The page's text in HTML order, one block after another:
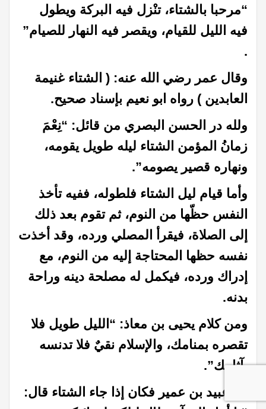
“مرحبا بالشتاء، تنْزل فيه البركة ويطول
فيه الليل للقيام، ويقصر فيه النهار للصيام”
.
وقال عمر رضي الله عنه: ( الشتاء غنيمة
العابدين ) رواه ابو نعيم بإسناد صحيح.
ولله در الحسن البصري من قائل: “نِعْمَ
زمانُ المؤمن الشتاء ليله طويل يقومه،
ونهاره قصير يصومه”.
وأما قيام ليل الشتاء فلطوله، ففيه تأخذ
النفس حظّها من النوم، ثم تقوم بعد ذلك
إلى الصلاة، فيقرأ المصلي ورده، وقد أخذت
نفسه حظها المحتاجة إليه من النوم، مع
إدراك ورده، فيكمل له مصلحة دينه وراحة
بدنه.
ومن كلام يحيى بن معاذ: “الليل طويل فلا
تقصره بمنامك، والإسلام نقيٌ فلا تدنسه
بآثامك”.
أما عبيد بن عمير فكان إذا جاء الشتاء قال: